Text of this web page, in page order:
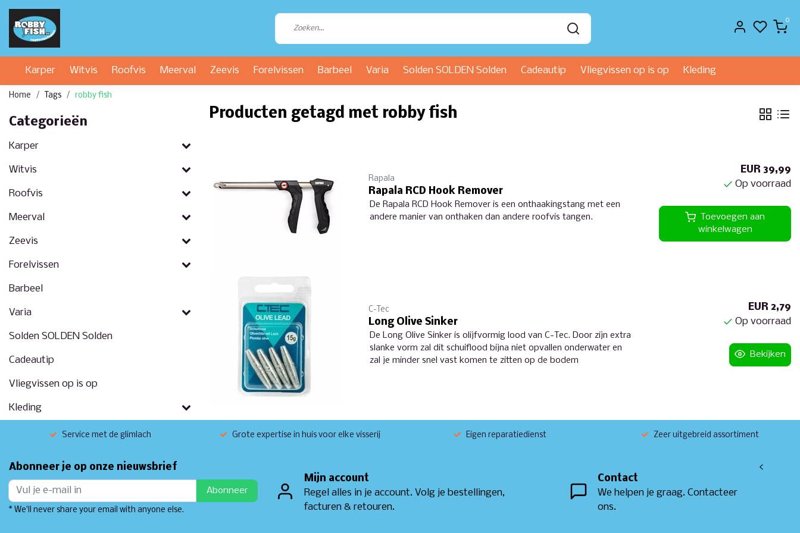
0
Karper Witvis Roofvis Meerval Zeevis Forelvissen Barbeel Varia Solden SOLDEN Solden Cadeautip Vliegvissen op is op Kleding
Home Tags robby fish
Categorieën
Karper
Witvis
Roofvis
Meerval
Zeevis
Forelvissen
Barbeel
Varia
Solden SOLDEN Solden
Cadeautip
Vliegvissen op is op
Kleding
Producten getagd met robby fish
Rapala
Rapala RCD Hook Remover
De Rapala RCD Hook Remover is een onthaakingstang met een
andere manier van onthaken dan andere roofvis tangen.
EUR 39,99
Op voorraad
Toevoegen aan
winkelwagen
C-Tec
Long Olive Sinker
De Long Olive Sinker is olijfvormig lood van C-Tec. Door zijn extra
slanke vorm zal dit schuiflood bijna niet opvallen onderwater en
zal je minder snel vast komen te zitten op de bodem
EUR 2,79
Op voorraad
Bekijken
Service met de glimlach Grote expertise in huis voor elke visserij Eigen reparatiedienst Zeer uitgebreid assortiment
Abonneer je op onze nieuwsbrief
Abonneer
* We'll never share your email with anyone else.
Mijn account
Regel alles in je account. Volg je bestellingen,
facturen & retouren.
Contact
We helpen je graag. Contacteer
ons.
<